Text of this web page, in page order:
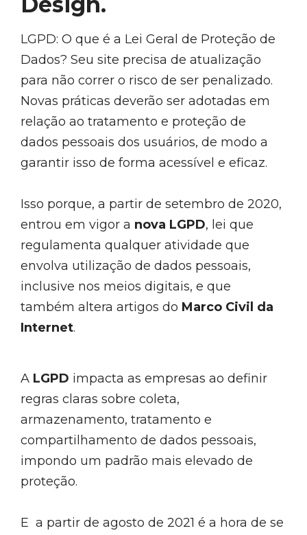
LGPD: O que é a Lei Geral de Proteção de
Dados? Seu site precisa de atualização
para não correr o risco de ser penalizado.
Novas práticas deverão ser adotadas em
relação ao tratamento e proteção de
dados pessoais dos usuários, de modo a
garantir isso de forma acessível e eficaz.
Isso porque, a partir de setembro de 2020,
entrou em vigor a nova LGPD, lei que
regulamenta qualquer atividade que
envolva utilização de dados pessoais,
inclusive nos meios digitais, e que
também altera artigos do Marco Civil da
Internet.
A LGPD impacta as empresas ao definir
regras claras sobre coleta,
armazenamento, tratamento e
compartilhamento de dados pessoais,
impondo um padrão mais elevado de
proteção.
E a partir de agosto de 2021 é a hora de se